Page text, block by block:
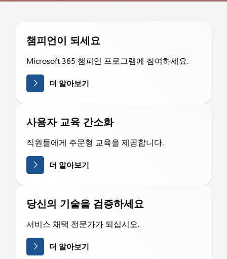
챔피언이 되세요
Microsoft 365 챔피언 프로그램에 참여하세요.
더 알아보기
사용자 교육 간소화
직원들에게 주문형 교육을 제공합니다.
더 알아보기
당신의 기술을 검증하세요
서비스 채택 전문가가 되십시오.
더 알아보기